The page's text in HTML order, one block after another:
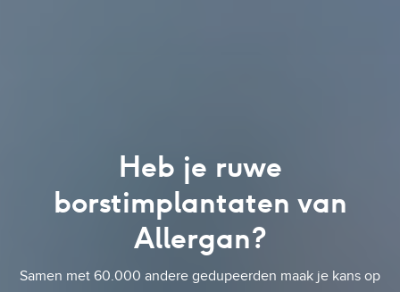
Heb je ruwe
borstimplantaten van
Allergan?
Samen met 60.000 andere gedupeerden maak je kans op